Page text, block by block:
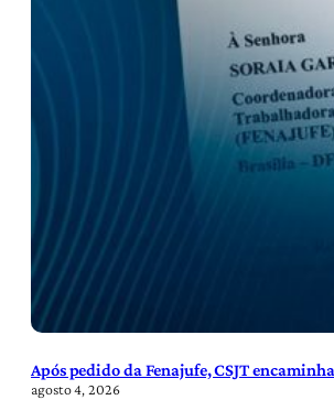
Após pedido da Fenajufe, CSJT
agosto 4, 2026